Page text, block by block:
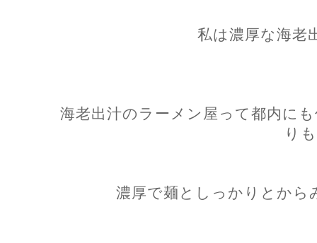
私は濃厚な海老
海老出汁のラーメン屋って都内に
りも
濃厚で麺としっかりとから